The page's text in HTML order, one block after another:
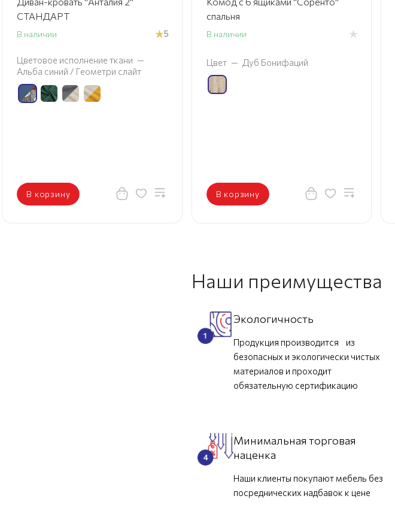
СТАНДАРТ
В наличии 5
Цветовое исполнение ткани —
Альба синий / Геометри слайт
В корзину
спальня
В наличии
Цвет — Дуб Бонифаций
В корзину
Наши преимущества
Экологичность
Продукция производится из
безопасных и экологически чистых
материалов и проходит
обязательную сертификацию
Минимальная торговая
наценка
Наши клиенты покупают мебель без
посреднических надбавок к цене